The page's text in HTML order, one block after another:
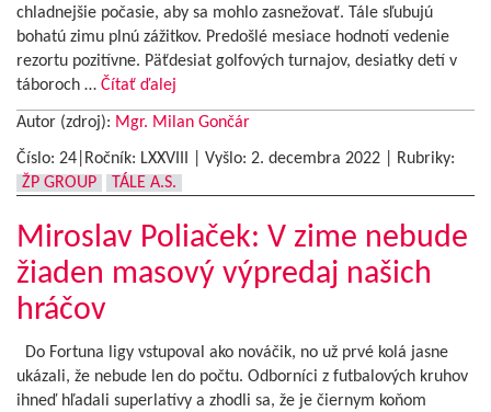
chladnejšie počasie, aby sa mohlo zasnežovať. Tále sľubujú
bohatú zimu plnú zážitkov. Predošlé mesiace hodnotí vedenie
rezortu pozitívne. Päťdesiat golfových turnajov, desiatky detí v
táboroch … Čítať ďalej
Autor (zdroj): Mgr. Milan Gončár
Číslo: 24|Ročník: LXXVIII | Vyšlo: 2. decembra 2022
Rubriky:
ŽP GROUP
TÁLE A.S.
Miroslav Poliaček: V zime nebude
žiaden masový výpredaj našich
hráčov
Do Fortuna ligy vstupoval ako nováčik, no už prvé kolá jasne
ukázali, že nebude len do počtu. Odborníci z futbalových kruhov
ihneď hľadali superlatívy a zhodli sa, že je čiernym koňom